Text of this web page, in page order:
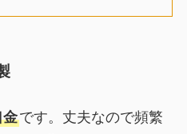
金です。丈夫なので頻繁